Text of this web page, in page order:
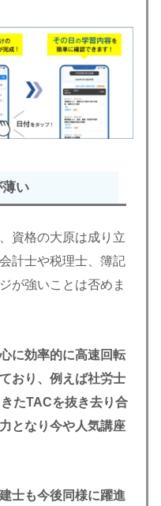
い
資格の大原は成り立
計士や税理士、簿記
が強いことは否めま
に効率的に高速回転
おり、例えば社労士
たTACを抜き去り合
となり今や人気講座
士も今後同様に躍進